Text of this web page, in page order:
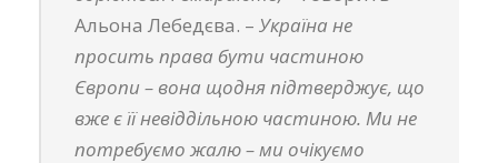
Альона Лебедєва. – Україна не
просить права бути частиною
Європи – вона щодня підтверджує, що
вже є її невіддільною частиною. Ми не
потребуємо жалю – ми очікуємо